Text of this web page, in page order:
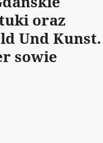
oraz
Und Kunst.
sowie